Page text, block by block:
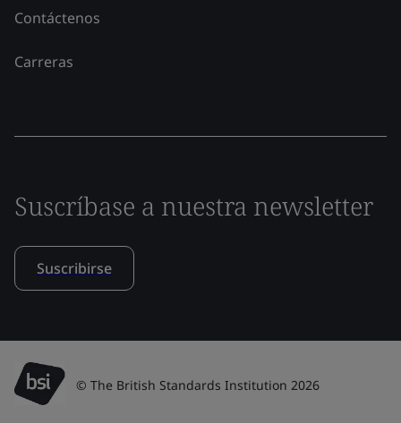
Contáctenos
Carreras
Suscríbase a nuestra newsletter
Suscribirse
© The British Standards Institution 2026